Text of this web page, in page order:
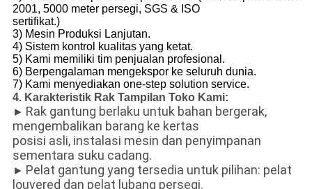
2001, 5000 meter persegi, SGS & ISO
sertifikat.)
3) Mesin Produksi Lanjutan.
4) Sistem kontrol kualitas yang ketat.
5) Kami memiliki tim penjualan profesional.
6) Berpengalaman mengekspor ke seluruh dunia.
7) Kami menyediakan one-step solution service.
4. Karakteristik Rak Tampilan Toko Kami:
► Rak gantung berlaku untuk bahan bergerak,
mengembalikan barang ke kertas
posisi asli, instalasi mesin dan penyimpanan
sementara suku cadang.
► Pelat gantung yang tersedia untuk pilihan: pelat
louvered dan pelat lubang persegi.